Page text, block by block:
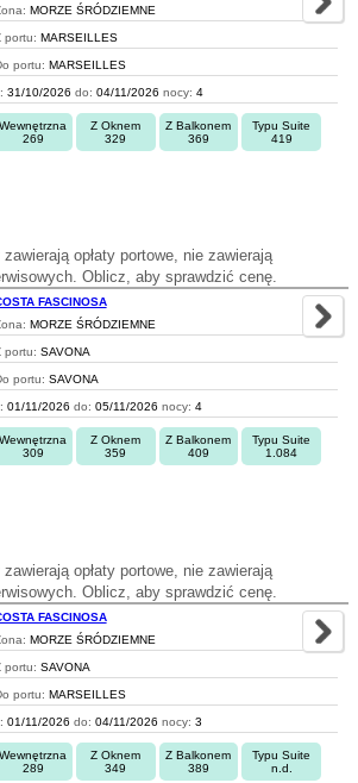
MORZE ŚRÓDZIEMNE
portu: MARSEILLES
portu: MARSEILLES
31/10/2026 do: 04/11/2026 nocy: 4
Wewnętrzna
269
Z Oknem
329
Z Balkonem
369
Typu Suite
419
opłaty portowe, nie zawierają
Oblicz, aby sprawdzić cenę.
FASCINOSA
MORZE ŚRÓDZIEMNE
portu: SAVONA
portu: SAVONA
01/11/2026 do: 05/11/2026 nocy: 4
Wewnętrzna
309
Z Oknem
359
Z Balkonem
409
Typu Suite
1.084
opłaty portowe, nie zawierają
Oblicz, aby sprawdzić cenę.
FASCINOSA
MORZE ŚRÓDZIEMNE
portu: SAVONA
portu: MARSEILLES
01/11/2026 do: 04/11/2026 nocy: 3
Wewnętrzna
289
Z Oknem
349
Z Balkonem
389
Typu Suite
n.d.